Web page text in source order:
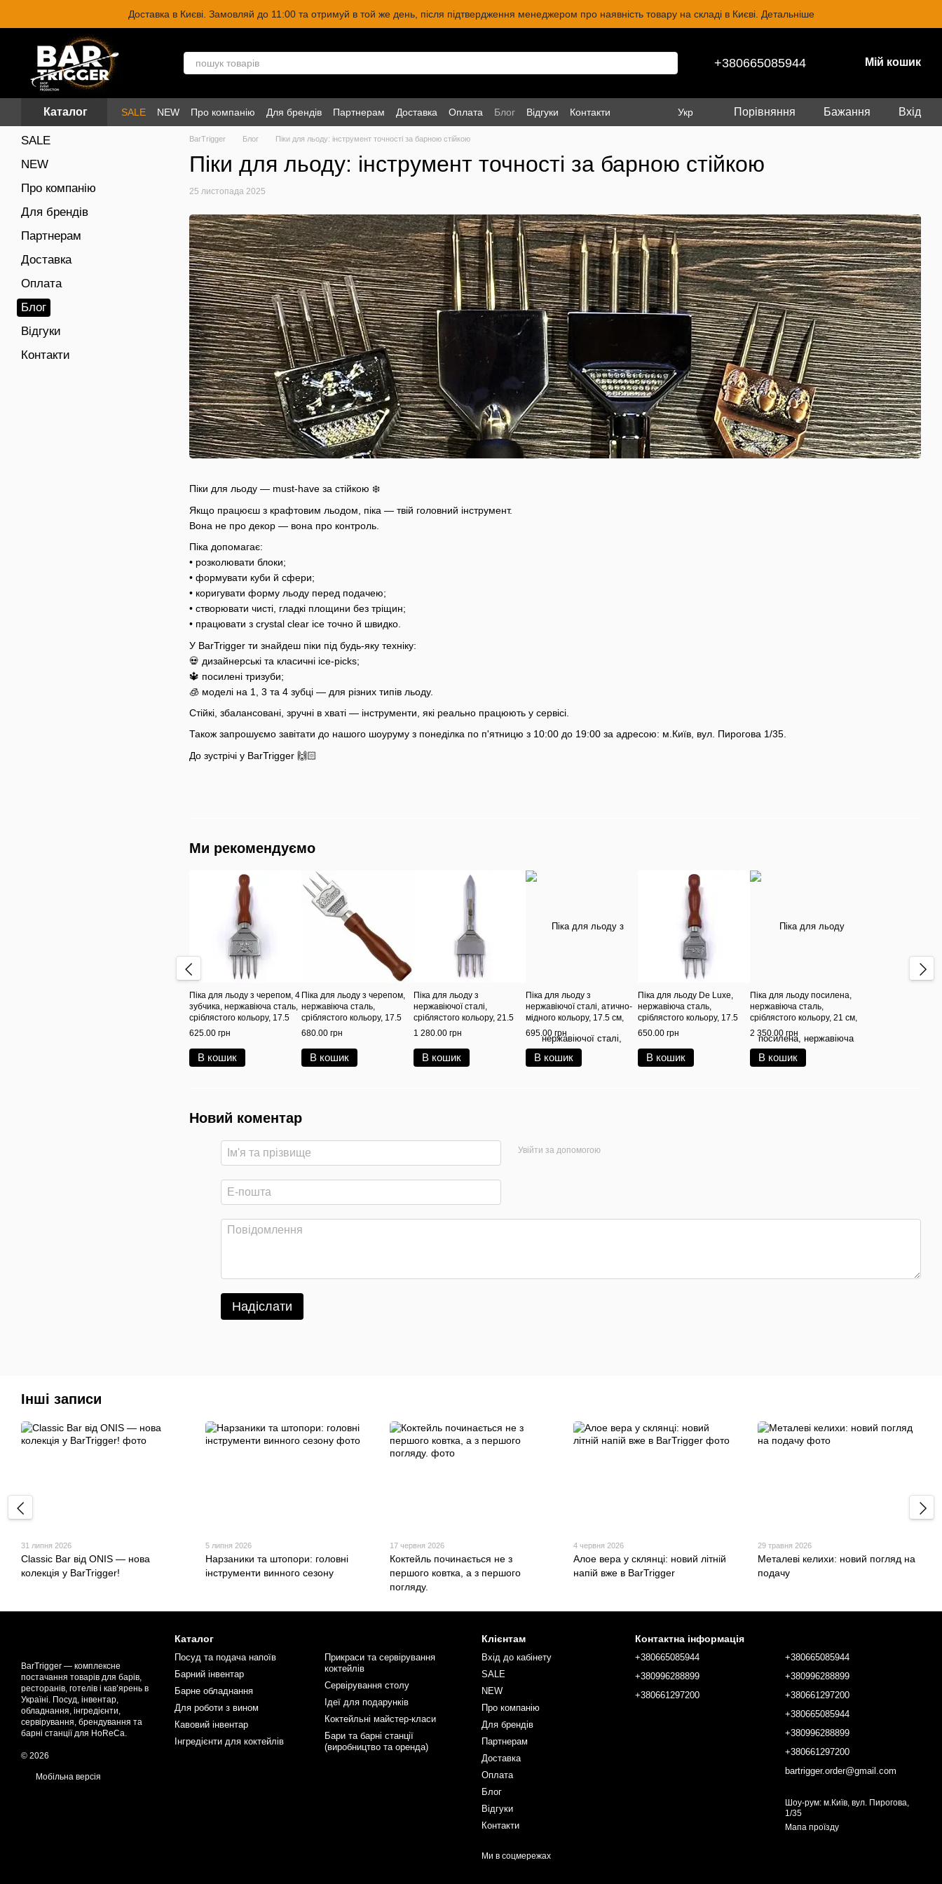
Перейти до основного контентуДоставка в Києві. Замовляй до 11:00 та отримуй в той же день, після підтвердження менеджером про наявність товару на складі в Києві. Детальніше
+380665085944 Мій кошик
Каталог SALE NEW Про компанію Для брендів Партнерам Доставка Оплата Блог Відгуки Контакти Укр Порівняння Бажання Вхід
BarTrigger Блог Піки для льоду: інструмент точності за барною стійкою
Піки для льоду: інструмент точності за барною стійкою
25 листопада 2025
Піки для льоду — must-have за стійкою ❄️
Якщо працюєш з крафтовим льодом, піка — твій головний інструмент.
Вона не про декор — вона про контроль.
Піка допомагає:
• розколювати блоки;
• формувати куби й сфери;
• коригувати форму льоду перед подачею;
• створювати чисті, гладкі площини без тріщин;
• працювати з crystal clear ice точно й швидко.
У BarTrigger ти знайдеш піки під будь-яку техніку:
💀 дизайнерські та класичні ice-picks;
🔱 посилені тризуби;
🧊 моделі на 1, 3 та 4 зубці — для різних типів льоду.
Стійкі, збалансовані, зручні в хваті — інструменти, які реально працюють у сервісі.
Також запрошуємо завітати до нашого шоуруму з понеділка по п'ятницю з 10:00 до 19:00 за адресою: м.Київ, вул. Пирогова 1/35.
До зустрічі у BarTrigger 🙌🏻
Ми рекомендуємо
Піка для льоду з черепом, 4
зубчика, нержавіюча сталь,
сріблястого кольору, 17.5
см, BarTrigger
625.00 грн
В кошик
Піка для льоду з черепом,
нержавіюча сталь,
сріблястого кольору, 17.5
см, BarTrigger
680.00 грн
В кошик
Піка для льоду з
нержавіючої сталі,
сріблястого кольору, 21.5
см, BarTrigger
1 280.00 грн
В кошик
Піка для льоду з
нержавіючої сталі, атично-
мідного кольору, 17.5 см,
BarTrigger
695.00 грн
В кошик
Піка для льоду De Luxe,
нержавіюча сталь,
сріблястого кольору, 17.5
см, BarTrigger
650.00 грн
В кошик
Піка для льоду посилена,
нержавіюча сталь,
сріблястого кольору, 21 см,
BarTrigger
2 350.00 грн
В кошик
Новий коментар
Увійти за допомогою
Надіслати
SALE
NEW
Про компанію
Для брендів
Партнерам
Доставка
Оплата
Блог
Відгуки
Контакти
Інші записи
31 липня 2026
Classic Bar від ONIS — нова
колекція у BarTrigger!
5 липня 2026
Нарзаники та штопори: головні
інструменти винного сезону
17 червня 2026
Коктейль починається не з
першого ковтка, а з першого
погляду.
4 червня 2026
Алое вера у склянці: новий літній
напій вже в BarTrigger
29 травня 2026
Металеві келихи: новий погляд на
подачу
BarTrigger — комплексне
постачання товарів для барів,
ресторанів, готелів і кав’ярень в
Україні. Посуд, інвентар,
обладнання, інгредієнти,
сервірування, брендування та
барні станції для HoReCa.
© 2026
Мобільна версія
Каталог
Посуд та подача напоїв
Барний інвентар
Барне обладнання
Для роботи з вином
Кавовий інвентар
Інгредієнти для коктейлів
Прикраси та сервірування
коктейлів
Сервірування столу
Ідеї для подарунків
Коктейльні майстер-класи
Бари та барні станції
(виробництво та оренда)
Клієнтам
Вхід до кабінету
SALE
NEW
Про компанію
Для брендів
Партнерам
Доставка
Оплата
Блог
Відгуки
Контакти
Ми в соцмережах
Контактна інформація
+380665085944
+380996288899
+380661297200
+380665085944
+380996288899
+380661297200
+380665085944
+380996288899
+380661297200
bartrigger.order@gmail.com
Шоу-рум: м.Київ, вул. Пирогова,
1/35
Мапа проїзду